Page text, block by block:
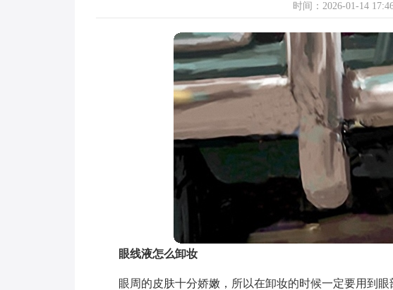
时间：2026-01-14
眼线液怎么卸妆
眼周的皮肤十分娇嫩，所以在卸妆的时候一定要用到